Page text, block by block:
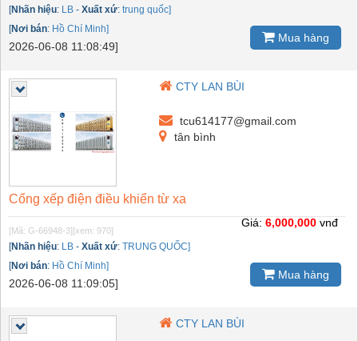
[Nhãn hiệu: LB - Xuất xứ: trung quốc]
[Nơi bán: Hồ Chí Minh]
2026-06-08 11:08:49]
Mua hàng
CTY LAN BÙI
tcu614177@gmail.com
tân bình
Cổng xếp điện điều khiển từ xa
[Mã: G-66948-3] [xem: 970]
[Nhãn hiệu: LB - Xuất xứ: TRUNG QUỐC]
[Nơi bán: Hồ Chí Minh]
2026-06-08 11:09:05]
Giá: 6,000,000 vnđ
Mua hàng
CTY LAN BÙI